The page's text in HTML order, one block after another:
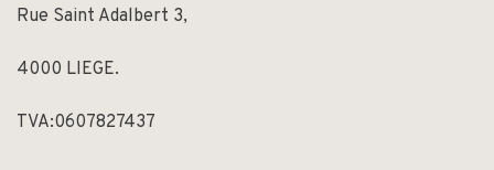
Rue Saint Adalbert 3,
4000 LIEGE.
TVA:0607827437